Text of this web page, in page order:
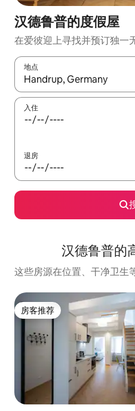
汉德鲁普的度假屋
在爱彼迎上寻找并预订独一
地点
如有搜索结果，请使用上下
入住
退房
汉德鲁普的
这些房源在位置、干净卫生
房客推荐
房客推荐